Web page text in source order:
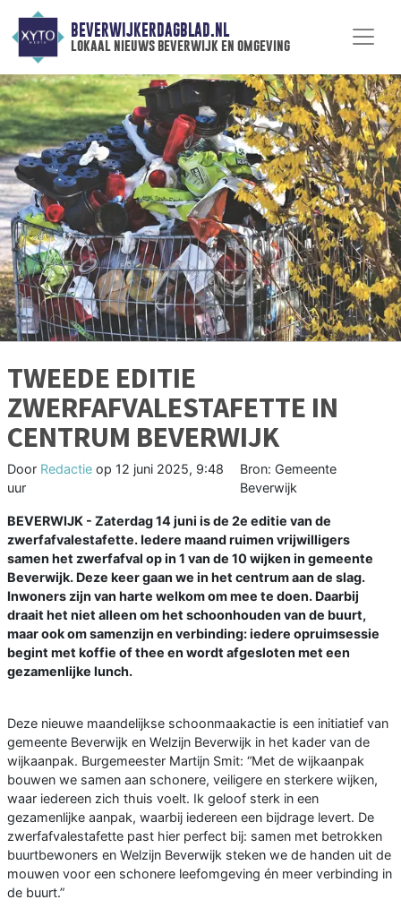
BEVERWIJKERDAGBLAD.NL
lokaal nieuws beverwijk en omgeving
TWEEDE EDITIE
ZWERFAFVALESTAFETTE IN
CENTRUM BEVERWIJK
Door Redactie op 12 juni 2025, 9:48
uur
Bron: Gemeente
Beverwijk
BEVERWIJK - Zaterdag 14 juni is de 2e editie van de
zwerfafvalestafette. Iedere maand ruimen vrijwilligers
samen het zwerfafval op in 1 van de 10 wijken in gemeente
Beverwijk. Deze keer gaan we in het centrum aan de slag.
Inwoners zijn van harte welkom om mee te doen. Daarbij
draait het niet alleen om het schoonhouden van de buurt,
maar ook om samenzijn en verbinding: iedere opruimsessie
begint met koffie of thee en wordt afgesloten met een
gezamenlijke lunch.
Deze nieuwe maandelijkse schoonmaakactie is een initiatief van
gemeente Beverwijk en Welzijn Beverwijk in het kader van de
wijkaanpak. Burgemeester Martijn Smit: “Met de wijkaanpak
bouwen we samen aan schonere, veiligere en sterkere wijken,
waar iedereen zich thuis voelt. Ik geloof sterk in een
gezamenlijke aanpak, waarbij iedereen een bijdrage levert. De
zwerfafvalestafette past hier perfect bij: samen met betrokken
buurtbewoners en Welzijn Beverwijk steken we de handen uit de
mouwen voor een schonere leefomgeving én meer verbinding in
de buurt.”